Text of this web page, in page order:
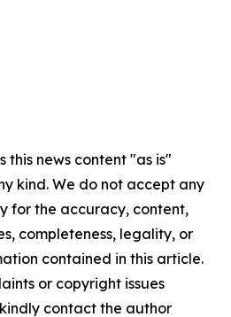
this news content "as is"
kind. We do not accept any
for the accuracy, content,
completeness, legality, or
contained in this article.
or copyright issues
contact the author